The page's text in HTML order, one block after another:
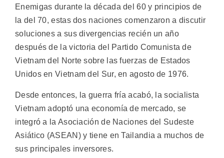
Enemigas durante la década del 60 y principios de
la del 70, estas dos naciones comenzaron a discutir
soluciones a sus divergencias recién un año
después de la victoria del Partido Comunista de
Vietnam del Norte sobre las fuerzas de Estados
Unidos en Vietnam del Sur, en agosto de 1976.
Desde entonces, la guerra fría acabó, la socialista
Vietnam adoptó una economía de mercado, se
integró a la Asociación de Naciones del Sudeste
Asiático (ASEAN) y tiene en Tailandia a muchos de
sus principales inversores.